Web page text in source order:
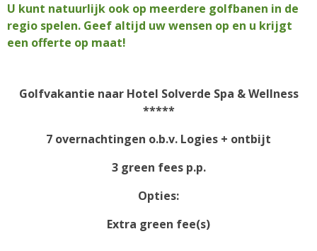
U kunt natuurlijk ook op meerdere golfbanen in de
regio spelen. Geef altijd uw wensen op en u krijgt
een offerte op maat!
Golfvakantie naar Hotel Solverde Spa & Wellness
*****
7 overnachtingen o.b.v. Logies + ontbijt
3 green fees p.p.
Opties:
Extra green fee(s)